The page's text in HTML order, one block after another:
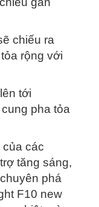
chiếu ra
rộng với
tới
pha tỏa
các
tăng sáng,
phá
F10 new